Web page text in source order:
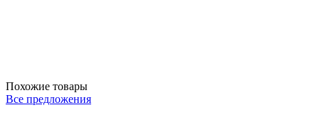
Похожие товары
Все предложения